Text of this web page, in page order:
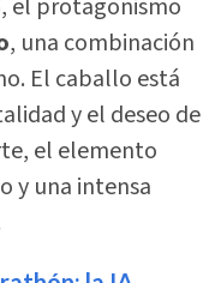
el protagonismo
, una combinación
El caballo está
y el deseo de
el elemento
y una intensa